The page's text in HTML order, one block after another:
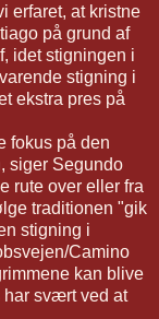
erfaret, at kristne
på grund af
idet stigningen i
stigning i
ekstra pres på
fokus på den
siger Segundo
rute over eller fra
traditionen "gik
stigning i
Camino
kan blive
har svært ved at